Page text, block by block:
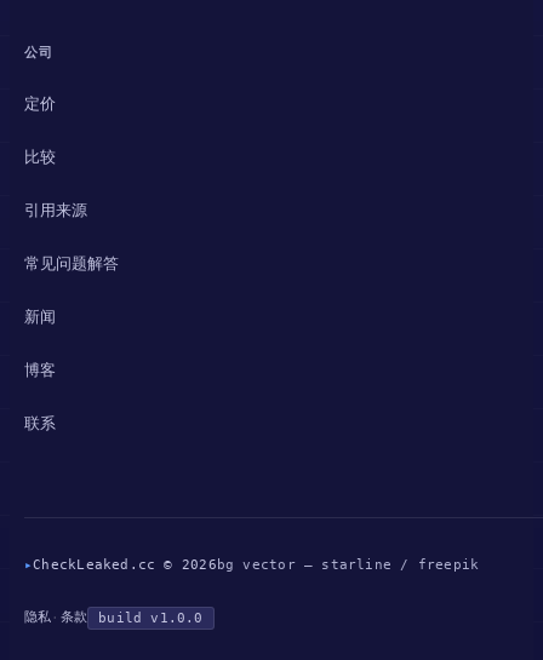
公司
定价
比较
引用来源
常见问题解答
新闻
博客
联系
▸CheckLeaked.cc © 2026 bg vector — starline / freepik
隐私 · 条款 build v1.0.0